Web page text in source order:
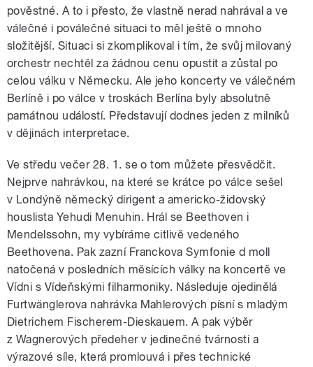
pověstné. A to i přesto, že vlastně nerad nahrával a ve
válečné i poválečné situaci to měl ještě o mnoho
složitější. Situaci si zkomplikoval i tím, že svůj milovaný
orchestr nechtěl za žádnou cenu opustit a zůstal po
celou válku v Německu. Ale jeho koncerty ve válečném
Berlíně i po válce v troskách Berlína byly absolutně
památnou událostí. Představují dodnes jeden z milníků
v dějinách interpretace.
Ve středu večer 28. 1. se o tom můžete přesvědčit.
Nejprve nahrávkou, na které se krátce po válce sešel
v Londýně německý dirigent a americko-židovský
houslista Yehudi Menuhin. Hrál se Beethoven i
Mendelssohn, my vybíráme citlivě vedeného
Beethovena. Pak zazní Franckova Symfonie d moll
natočená v posledních měsících války na koncertě ve
Vídni s Vídeňskými filharmoniky. Následuje ojedinělá
Furtwänglerova nahrávka Mahlerových písní s mladým
Dietrichem Fischerem-Dieskauem. A pak výběr
z Wagnerových předeher v jedinečné tvárnosti a
výrazové síle, která promlouvá i přes technické